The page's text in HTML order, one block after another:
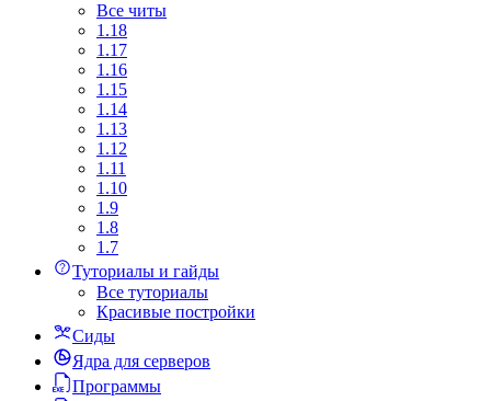
Все читы
1.18
1.17
1.16
1.15
1.14
1.13
1.12
1.11
1.10
1.9
1.8
1.7
Туториалы и гайды
Все туториалы
Красивые постройки
Сиды
Ядра для серверов
Программы